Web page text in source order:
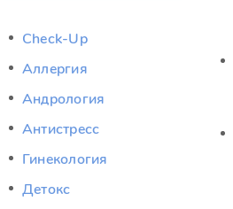
Check-Up
Аллергия
Андрология
Антистресс
Гинекология
Детокс